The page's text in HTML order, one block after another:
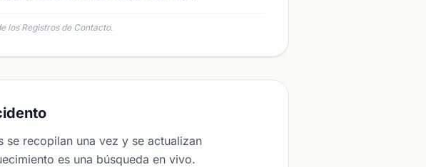
los Registros de Contacto.
recopilan una vez y se actualizan
es una búsqueda en vivo.